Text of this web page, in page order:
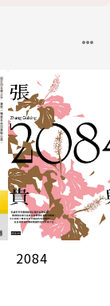
2084